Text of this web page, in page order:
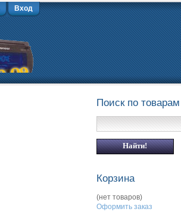
Вход
Поиск по товарам
Корзина
(нет товаров)
Оформить заказ